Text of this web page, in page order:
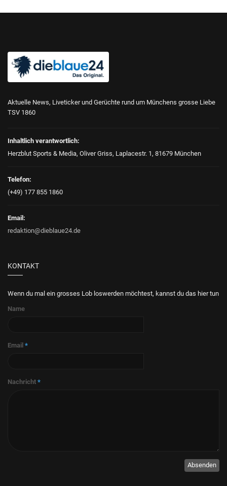
Aktuelle News, Liveticker und Gerüchte rund um Münchens grosse Liebe
TSV 1860
Inhaltlich verantwortlich:
Herzblut Sports & Media, Oliver Griss, Laplacestr. 1, 81679 München
Telefon:
(+49) 177 855 1860
Email:
redaktion@dieblaue24.de
KONTAKT
Wenn du mal ein grosses Lob loswerden möchtest, kannst du das hier tun
Name
Email *
Nachricht *
Absenden